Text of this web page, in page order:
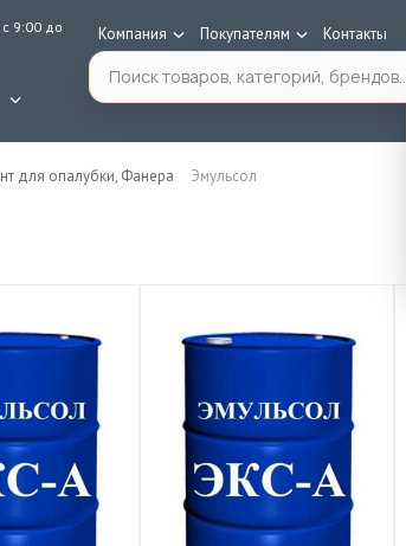
9:00 до
Компания Покупателям Контакты
Поиск по каталогу
для опалубки, Фанера Эмульсол